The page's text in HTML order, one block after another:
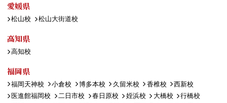
愛媛県
松山校 松山大街道校
高知県
高知校
福岡県
福岡天神校 小倉校 博多本校 久留米校 香椎校
西新校
医進館福岡校
二日市校 春日原校 姪浜校 大橋校
行橋校